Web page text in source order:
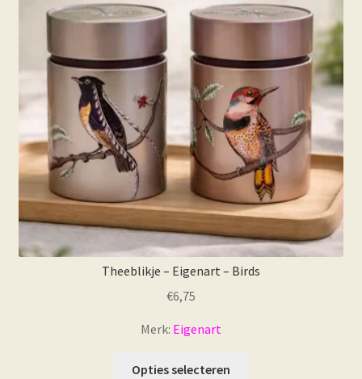
Theeblikje – Eigenart – Birds
€6,75
Merk: Eigenart
Opties selecteren